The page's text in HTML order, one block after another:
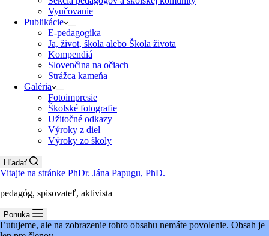
Vyučovanie
Publikácie
E-pedagogika
Ja, život, škola alebo Škola života
Kompendiá
Slovenčina na očiach
Strážca kameňa
Galéria
Fotoimpresie
Školské fotografie
Užitočné odkazy
Výroky z diel
Výroky zo školy
Hľadať
Vitajte na stránke PhDr. Jána Papugu, PhD.
pedagóg, spisovateľ, aktivista
Ponuka
Ľutujeme, ale na zobrazenie tohto obsahu nemáte povolenie. Obsah je